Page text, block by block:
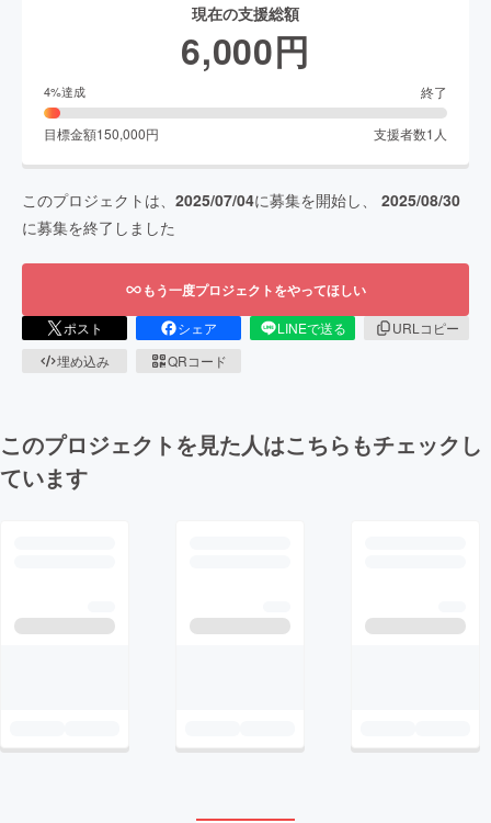
現在の支援総額
6,000円
4%達成 終了
目標金額150,000円 支援者数1 人
このプロジェクトは、 2025/07/04に募集を開始し、 2025/08/30
に募集を終了しました
もう一度プロジェクトをやってほしい
ポスト シェア LINEで送る
URLコピー
埋め込み
QRコード
このプロジェクトを見た人はこちらもチェックし
ています